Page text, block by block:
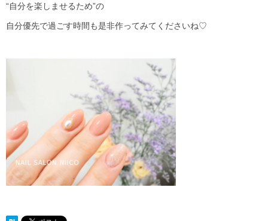
“自分を楽しませるため”の
自分優先で過ごす時間も是非作ってみてくださいね♡